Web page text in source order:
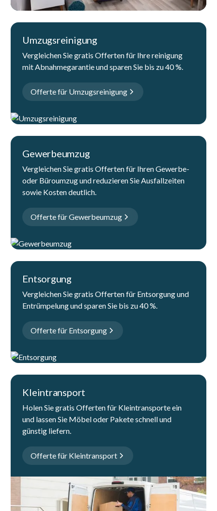
Umzugsreinigung
Vergleichen Sie gratis Offerten für Ihre reinigung
mit Abnahmegarantie und sparen Sie bis zu 40 %.
Offerte für Umzugsreinigung
Gewerbeumzug
Vergleichen Sie gratis Offerten für Ihren Gewerbe-
oder Büroumzug und reduzieren Sie Ausfallzeiten
sowie Kosten deutlich.
Offerte für Gewerbeumzug
Entsorgung
Vergleichen Sie gratis Offerten für Entsorgung und
Entrümpelung und sparen Sie bis zu 40 %.
Offerte für Entsorgung
Kleintransport
Holen Sie gratis Offerten für Kleintransporte ein
und lassen Sie Möbel oder Pakete schnell und
günstig liefern.
Offerte für Kleintransport